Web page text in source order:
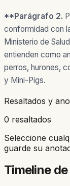
**Parágrafo 2.
conformidad con
Ministerio de
entienden como
perros, hurones,
y Mini-Pigs.
Resaltados y
0 resaltados
Seleccione
guarde su
Timeline